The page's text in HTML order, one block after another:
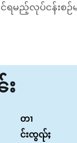
မည့်လုပ်ငန်းစဉ်မ
တၢ
င်းၸွၺ်ႈ